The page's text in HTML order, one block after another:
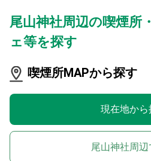
尾山神社周辺の喫煙所
ェ等を探す
喫煙所MAPから探す
現在地から
尾山神社周辺